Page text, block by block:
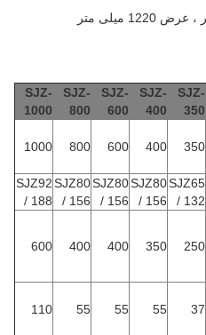
SJZ-
350
SJZ-
400
SJZ-
600
SJZ-
800
SJZ-
1000
350
400
600
800
1000
SJZ65
/ 132
SJZ80
/ 156
SJZ80
/ 156
SJZ80
/ 156
SJZ92
/ 188
250
350
400
400
600
37
55
55
55
110